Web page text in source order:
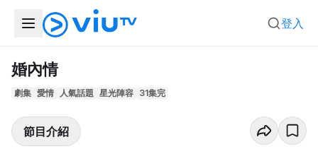
登入
婚內情
劇集 愛情 人氣話題 星光陣容 31集完
節目介紹